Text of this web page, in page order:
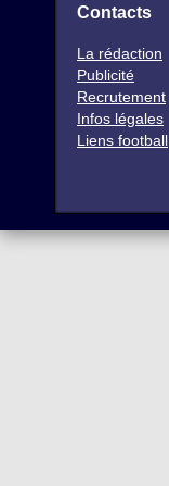
Contacts
La rédaction
Publicité
Recrutement
Infos légales
Liens football